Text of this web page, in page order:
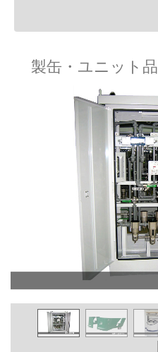
製缶・ユニット品